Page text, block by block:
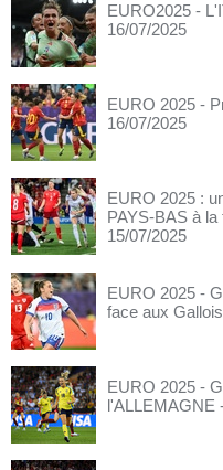
EURO2025 -
16/07/2025
EURO 2025 -
16/07/2025
EURO 2025 :
PAYS-BAS à
15/07/2025
EURO 2025 -
face aux
EURO 2025 -
l'ALLEMAGNE